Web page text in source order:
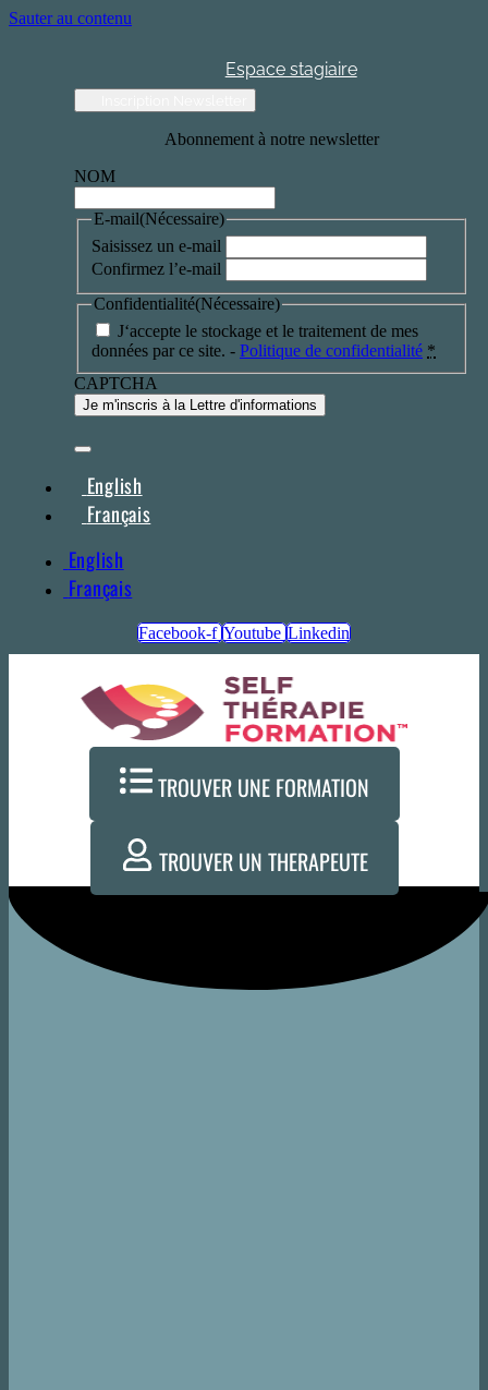
Sauter au contenu
Espace stagiaire
Abonnement à notre newsletter
NOM
E-mail(Nécessaire)
Saisissez un e-mail
Confirmez l’e-mail
Confidentialité(Nécessaire)
J‘accepte le stockage et le traitement de mes
données par ce site. - Politique de confidentialité *
CAPTCHA
English
Français
English
Français
Facebook-f Youtube Linkedin
TROUVER UNE FORMATION
TROUVER UN THERAPEUTE